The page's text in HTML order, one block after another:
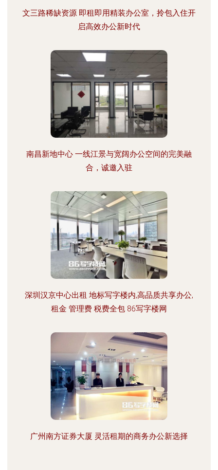
文三路稀缺资源 即租即用精装办公室，拎包入住开
启高效办公新时代
南昌新地中心 一线江景与宽阔办公空间的完美融
合，诚邀入驻
深圳汉京中心出租 地标写字楼内,高品质共享办公,
租金 管理费 税费全包 86写字楼网
广州南方证券大厦 灵活租期的商务办公新选择